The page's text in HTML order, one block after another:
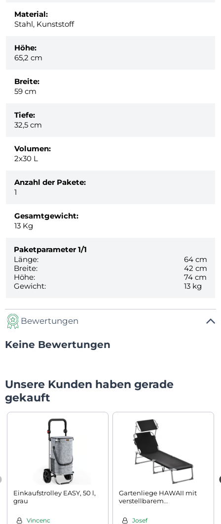
Material:
Stahl, Kunststoff
Höhe:
65,2 cm
Breite:
59 cm
Tiefe:
32,5 cm
Volumen:
2x30 L
Anzahl der Pakete:
1
Gesamtgewicht:
13 Kg
Paketparameter 1/1
Länge:
64 cm
Breite:
42 cm
Höhe:
74 cm
Gewicht:
13 kg
Bewertungen
Keine Bewertungen
Unsere Kunden haben gerade
gekauft
Einkaufstrolley EASY, 50 l,
grau
Vincenc
Gartenliege HAWAII mit
verstellbarem
cm, anthrazit
Josef